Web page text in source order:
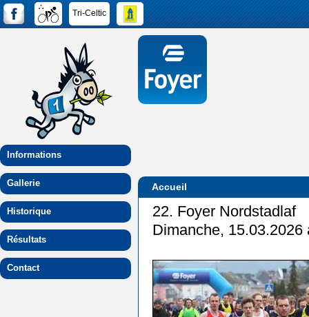
Tri-Celtic
Informations
Gallerie
Historique
Résultats
Contact
Accueil
22. Foyer Nordstadlaf
Dimanche, 15.03.2026